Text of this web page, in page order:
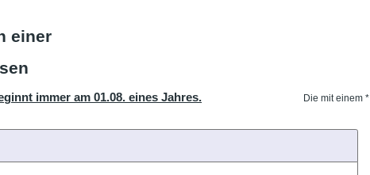
einer
immer am 01.08. eines Jahres.
Die mit einem *